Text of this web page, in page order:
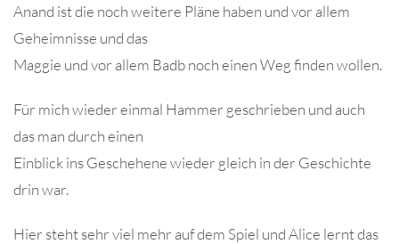
Anand ist die noch weitere Pläne haben und vor allem
Geheimnisse und das
Maggie und vor allem Badb noch einen Weg finden wollen.
Für mich wieder einmal Hammer geschrieben und auch
das man durch einen
Einblick ins Geschehene wieder gleich in der Geschichte
drin war.
Hier steht sehr viel mehr auf dem Spiel und Alice lernt das